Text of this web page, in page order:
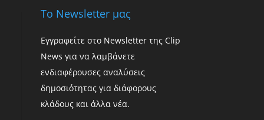
Το Newsletter μας
Εγγραφείτε στο Newsletter της Clip
News για να λαμβάνετε
ενδιαφέρουσες αναλύσεις
δημοσιότητας για διάφορους
κλάδους και άλλα νέα.